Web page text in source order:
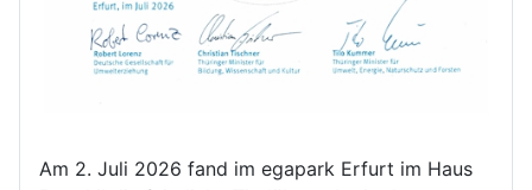
Am 2. Juli 2026 fand im egapark Erfurt im Haus